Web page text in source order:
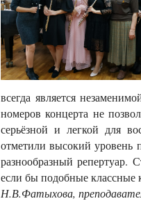
всегда является
номеров концерта не
серьёзной и легкой для
отметили высокий уровень
разнообразный репертуар.
если бы подобные классные
Н.В.Фатыхова,